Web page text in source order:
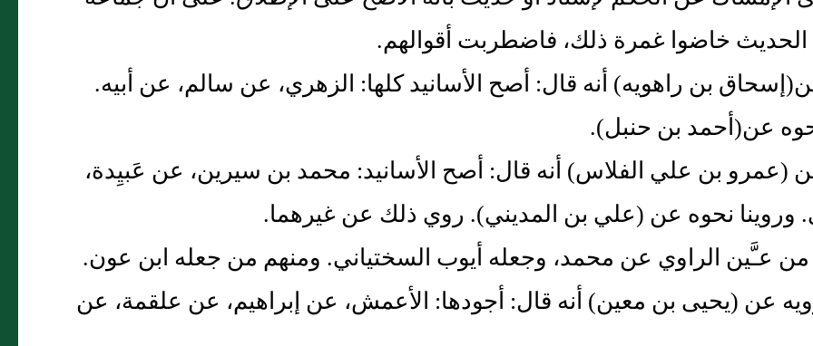
خاضوا غمرة ذلك، فاضطربت أقوالهم‏.‏
بن راهويه‏)‏ أنه قال‏:‏ أصح الأسانيد كلها‏:‏ الزهري، عن سالم، عن أبيه‏.‏
عن‏(‏أحمد بن حنبل‏)‏‏.‏
‏(‏عمرو بن علي الفلاس‏)‏ أنه قال‏:‏ أصح الأسانيد‏:‏ محمد بن سيرين، عن عَبيِدة،
نحوه عن ‏(‏علي بن المديني‏)‏‏.‏ روي ذلك عن غيرهما‏.‏
عـَّين الراوي عن محمد، وجعله أيوب السختياني‏.‏ ومنهم من جعله ابن عون‏.‏
عن ‏(‏يحيى بن معين‏)‏ أنه قال‏:‏ أجودها‏:‏ الأعمش، عن إبراهيم، عن علقمة، عن